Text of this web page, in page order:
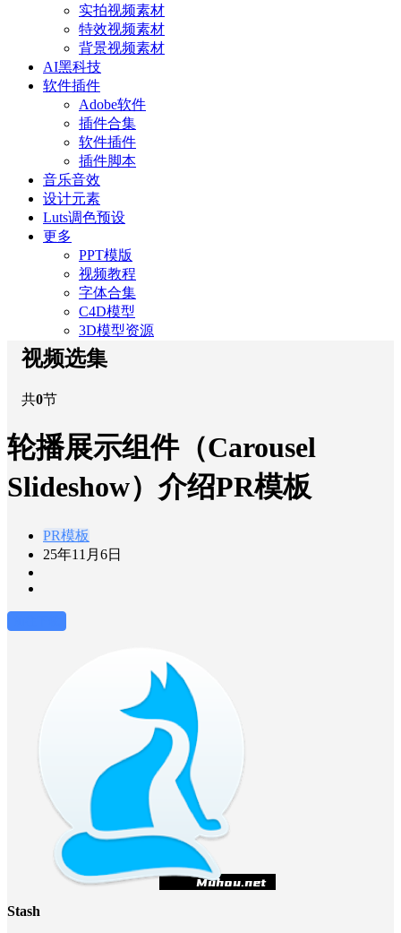
实拍视频素材
特效视频素材
背景视频素材
AI黑科技
软件插件
Adobe软件
插件合集
软件插件
插件脚本
音乐音效
设计元素
Luts调色预设
更多
PPT模版
视频教程
字体合集
C4D模型
3D模型资源
视频选集
共0节
轮播展示组件（Carousel
Slideshow）介绍PR模板
PR模板
25年11月6日
Stash